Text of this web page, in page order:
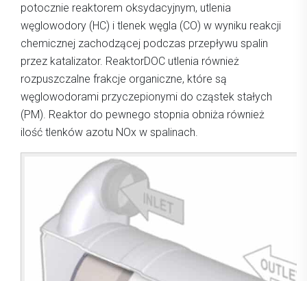
potocznie reaktorem oksydacyjnym, utlenia
węglowodory (HC) i tlenek węgla (CO) w wyniku reakcji
chemicznej zachodzącej podczas przepływu spalin
przez katalizator. ReaktorDOC utlenia również
rozpuszczalne frakcje organiczne, które są
węglowodorami przyczepionymi do cząstek stałych
(PM). Reaktor do pewnego stopnia obniża również
ilość tlenków azotu NOx w spalinach.